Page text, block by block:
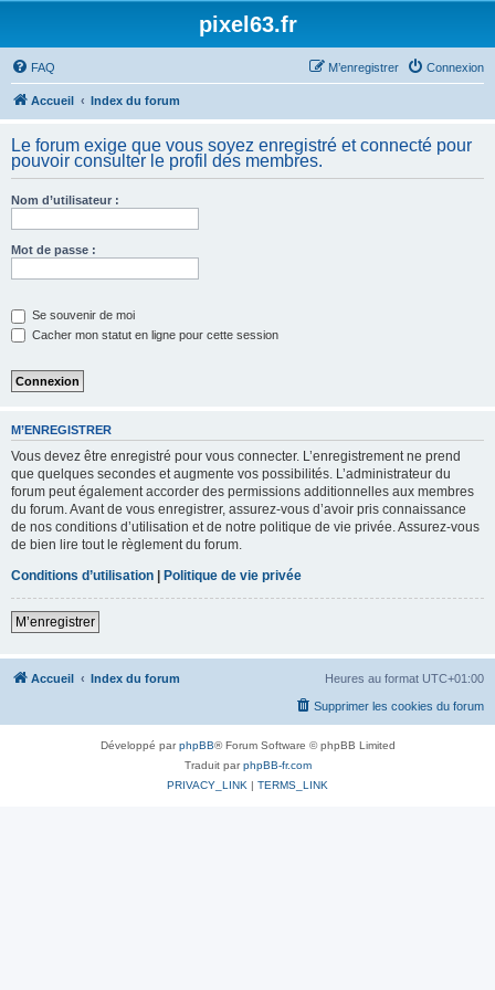
pixel63.fr
FAQ Connexion
M’enregistrer
Accueil Index du forum
Le forum exige que vous soyez enregistré et connecté pour
pouvoir consulter le profil des membres.
Nom d’utilisateur :
Mot de passe :
Se souvenir de moi
Cacher mon statut en ligne pour cette session
M’ENREGISTRER
Vous devez être enregistré pour vous connecter. L’enregistrement ne prend
que quelques secondes et augmente vos possibilités. L’administrateur du
forum peut également accorder des permissions additionnelles aux membres
du forum. Avant de vous enregistrer, assurez-vous d’avoir pris connaissance
de nos conditions d’utilisation et de notre politique de vie privée. Assurez-vous
de bien lire tout le règlement du forum.
Conditions d’utilisation | Politique de vie privée
M’enregistrer
Accueil Index du forum Heures au format UTC+01:00
Supprimer les cookies du forum
Développé parphpBB® Forum Software © phpBB Limited
Traduit parphpBB-fr.com
PRIVACY_LINK | TERMS_LINK